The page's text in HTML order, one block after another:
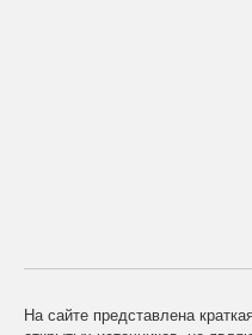
На сайте представлена